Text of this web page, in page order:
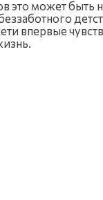
это может быть
впервые